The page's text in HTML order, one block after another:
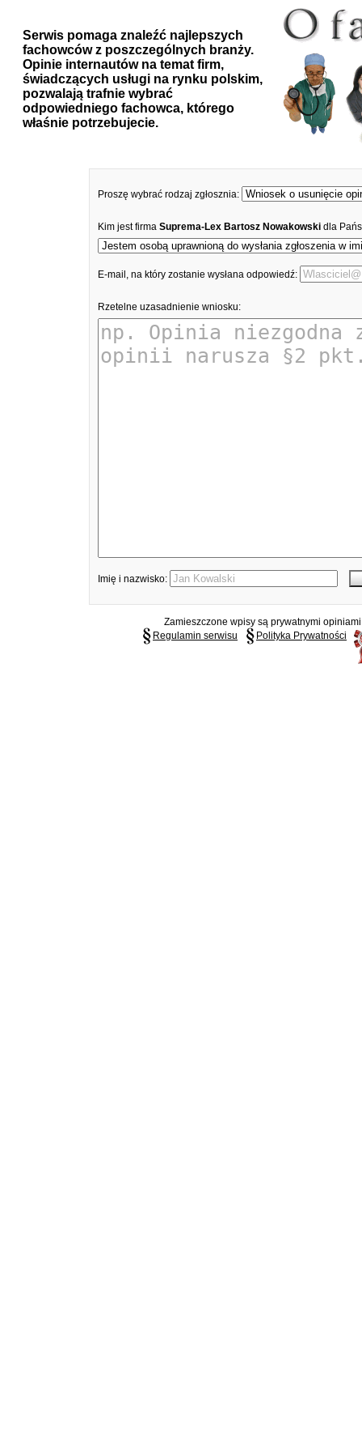
Serwis pomaga znaleźć najlepszych
fachowców z poszczególnych branży.
Opinie internautów na temat firm,
świadczących usługi na rynku polskim,
pozwalają trafnie wybrać
odpowiedniego fachowca, którego
właśnie potrzebujecie.
Proszę wybrać rodzaj zgłosznia:
Kim jest firma Suprema-Lex Bartosz Nowakowski dla
E-mail, na który zostanie wysłana odpowiedź:
Rzetelne uzasadnienie wniosku:
Imię i nazwisko:
Zamieszczone wpisy są prywatnymi
Regulamin serwisu
Polityka Prywatności